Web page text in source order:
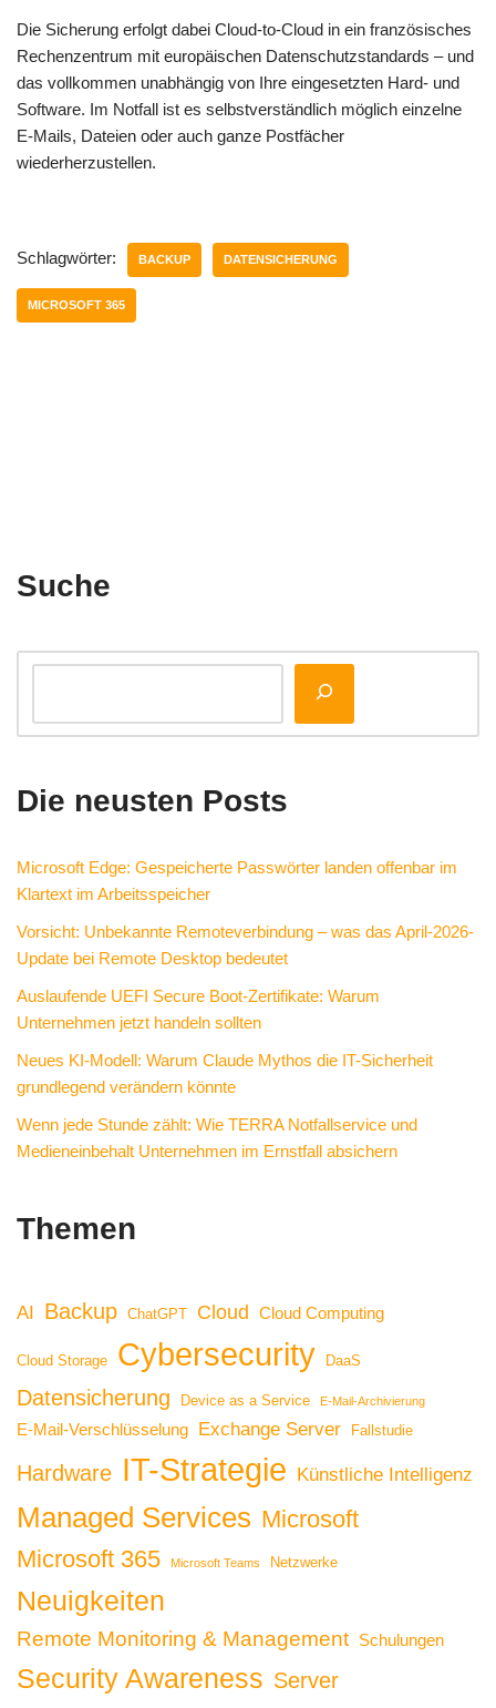
Die Sicherung erfolgt dabei Cloud-to-Cloud in ein französisches
Rechenzentrum mit europäischen Datenschutzstandards – und
das vollkommen unabhängig von Ihre eingesetzten Hard- und
Software. Im Notfall ist es selbstverständlich möglich einzelne
E-Mails, Dateien oder auch ganze Postfächer
wiederherzustellen.
Schlagwörter: BACKUP DATENSICHERUNG
MICROSOFT 365
Suche
Die neusten Posts
Microsoft Edge: Gespeicherte Passwörter landen offenbar im
Klartext im Arbeitsspeicher
Vorsicht: Unbekannte Remoteverbindung – was das April-2026-
Update bei Remote Desktop bedeutet
Auslaufende UEFI Secure Boot-Zertifikate: Warum
Unternehmen jetzt handeln sollten
Neues KI-Modell: Warum Claude Mythos die IT-Sicherheit
grundlegend verändern könnte
Wenn jede Stunde zählt: Wie TERRA Notfallservice und
Medieneinbehalt Unternehmen im Ernstfall absichern
Themen
AI Backup ChatGPT Cloud Cloud Computing
Cloud Storage Cybersecurity DaaS
Datensicherung Device as a Service E-Mail-Archivierung
E-Mail-Verschlüsselung Exchange Server Fallstudie
Hardware IT-Strategie Künstliche Intelligenz
Managed Services Microsoft
Microsoft 365
Microsoft Teams Netzwerke
Neuigkeiten
Remote Monitoring & Management Schulungen
Security Awareness Server